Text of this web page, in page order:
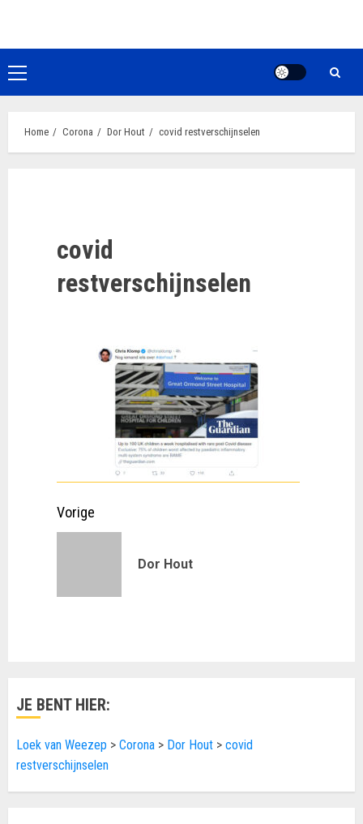
de
inhoudPrimair
menu
Home Corona Dor Hout covid restverschijnselen
covid
restverschijnselen
Doorgaan
Vorige
Dor Hout
JE BENT HIER:
Loek van Weezep > Corona > Dor Hout > covid
restverschijnselen